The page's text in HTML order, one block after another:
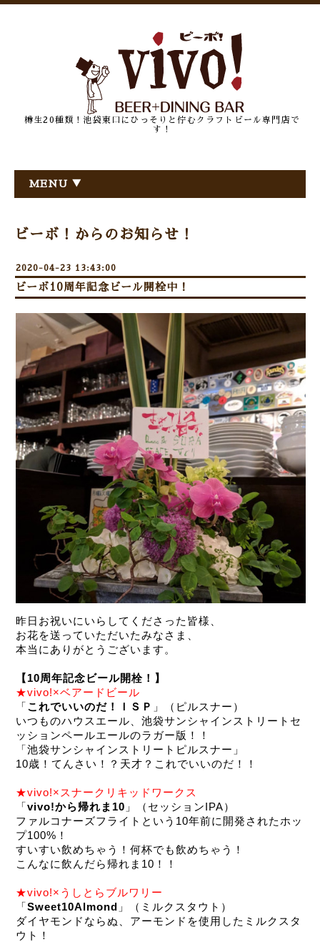
樽生20種類！池袋東口にひっそりと佇むクラフトビール専門店で
す！
MENU ▼
ビーボ！からのお知らせ！
2020-04-23 13:43:00
ビーボ10周年記念ビール開栓中！
昨日お祝いにいらしてくださった皆様、
お花を送っていただいたみなさま、
本当にありがとうございます。
【10周年記念ビール開栓！】
★vivo!×ベアードビール
「 これでいいのだ！ＩＳＰ 」（ピルスナー）
いつものハウスエール、池袋サンシャインストリートセ
ッションペールエールのラガー版！！
「池袋サンシャインストリートピルスナー」
10歳！てんさい！？天才？これでいいのだ！！
★vivo!×スナークリキッドワークス
「 vivo!から帰れま10 」（セッションIPA）
ファルコナーズフライトという10年前に開発されたホッ
プ100%！
すいすい飲めちゃう！何杯でも飲めちゃう！
こんなに飲んだら帰れま10！！
★vivo!×うしとらブルワリー
「 Sweet10Almond 」（ミルクスタウト）
ダイヤモンドならぬ、アーモンドを使用したミルクスタ
ウト！